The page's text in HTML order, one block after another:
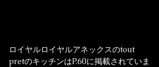
ロイヤルロイヤルアネックスのtout
pretのキッチンはP.60に掲載されていま